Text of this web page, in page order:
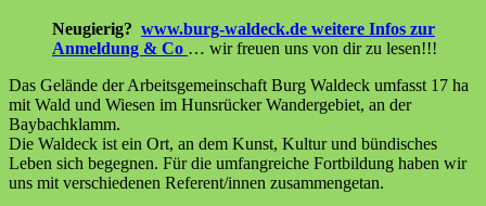
Neugierig? www.burg-waldeck.de weitere Infos zur
Anmeldung & Co … wir freuen uns von dir zu lesen!!!
Das Gelände der Arbeitsgemeinschaft Burg Waldeck umfasst 17 ha
mit Wald und Wiesen im Hunsrücker Wandergebiet, an der
Baybachklamm.
Die Waldeck ist ein Ort, an dem Kunst, Kultur und bündisches
Leben sich begegnen. Für die umfangreiche Fortbildung haben wir
uns mit verschiedenen Referent/innen zusammengetan.